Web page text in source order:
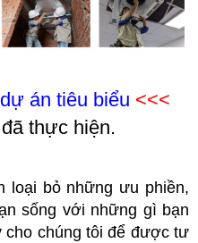
án tiêu biểu <<<
đã thực hiện.
loại bỏ những ưu phiền,
sống với những gì bạn
cho chúng tôi để được tư